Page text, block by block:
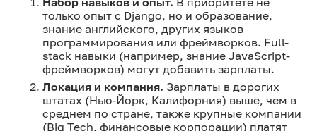
только опыт с Django, но и образование,
знание английского, других языков
программирования или фреймворков. Full-
stack навыки (например, знание JavaScript-
фреймворков) могут добавить зарплаты.
Локация и компания. Зарплаты в дорогих
штатах (Нью-Йорк, Калифорния) выше, чем в
среднем по стране, также крупные компании
(Big Tech, финансовые корпорации) платят